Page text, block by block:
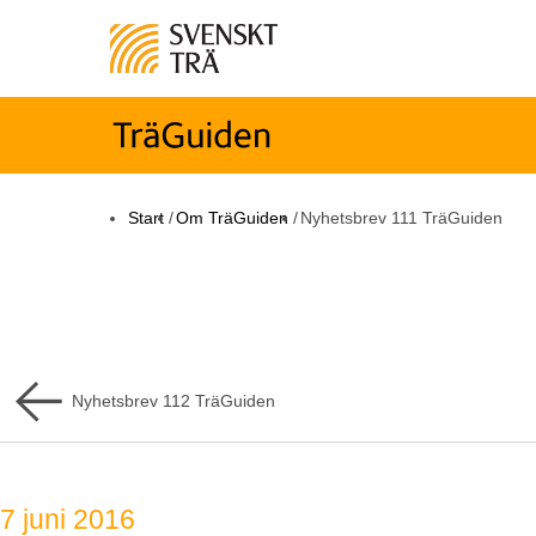
Start /Om TräGuiden /Nyhetsbrev 111 TräGuiden
Nyhetsbrev 112 TräGuiden
7 juni 2016